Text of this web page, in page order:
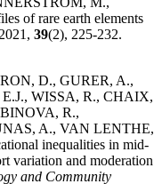
of rare earth elements
39(2), 225-232.
D., GURER, A.,
WISSA, R., CHAIX,
R.,
A., VAN LENTHE,
inequalities in mid-
variation and moderation
and Community